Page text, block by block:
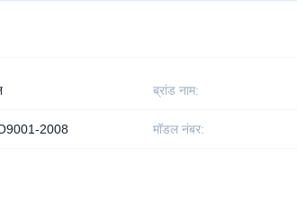
ब्रांड नाम:
2008 मॉडल नंबर: